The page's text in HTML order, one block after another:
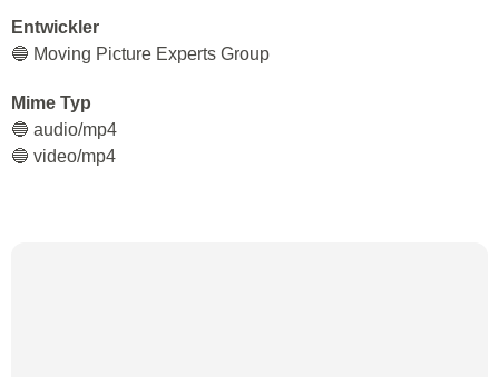
Entwickler
🔵 Moving Picture Experts Group
Mime Typ
🔵 audio/mp4
🔵 video/mp4